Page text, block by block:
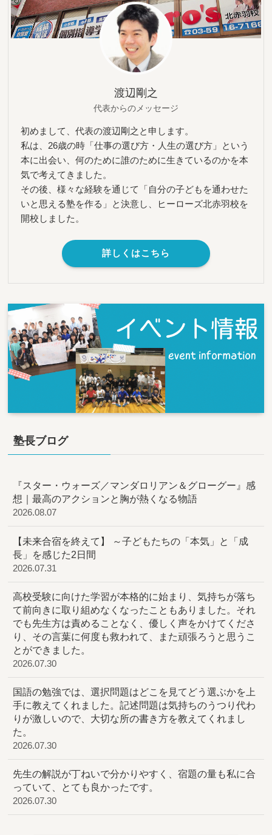
渡辺剛之
代表からのメッセージ
初めまして、代表の渡辺剛之と申します。
私は、26歳の時「仕事の選び方・人生の選び方」という
本に出会い、何のために誰のために生きているのかを本
気で考えてきました。
その後、様々な経験を通じて「自分の子どもを通わせた
いと思える塾を作る」と決意し、ヒーローズ北赤羽校を
開校しました。
詳しくはこちら
塾長ブログ
『スター・ウォーズ／マンダロリアン＆グローグー』感
想｜最高のアクションと胸が熱くなる物語
2026.08.07
【未来合宿を終えて】 ～子どもたちの「本気」と「成
長」を感じた2日間
2026.07.31
高校受験に向けた学習が本格的に始まり、気持ちが落ち
て前向きに取り組めなくなったこともありました。それ
でも先生方は責めることなく、優しく声をかけてくださ
り、その言葉に何度も救われて、また頑張ろうと思うこ
とができました。
2026.07.30
国語の勉強では、選択問題はどこを見てどう選ぶかを上
手に教えてくれました。記述問題は気持ちのうつり代わ
りが激しいので、大切な所の書き方を教えてくれまし
た。
2026.07.30
先生の解説が丁ねいで分かりやすく、宿題の量も私に合
っていて、とても良かったです。
2026.07.30